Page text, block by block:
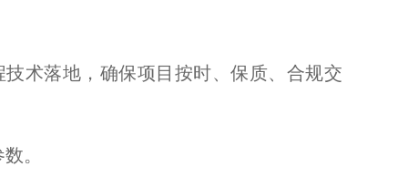
术落地，确保项目按时、保质、合规交
。